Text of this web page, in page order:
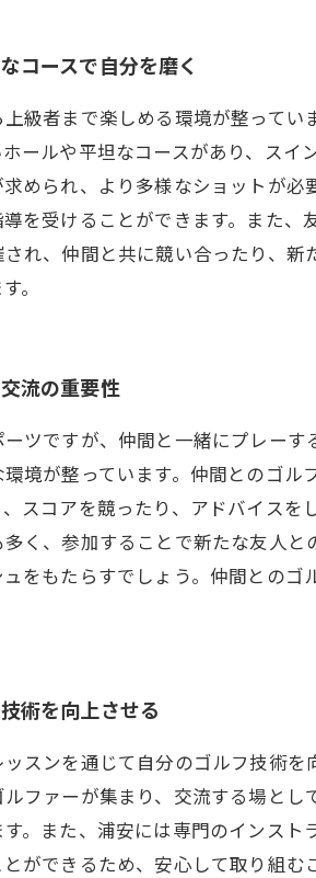
コースで自分を磨く
級者まで楽しめる環境が整って
ールや平坦なコースがあり、ス
められ、より多様なショットが
を受けることができます。また
れ、仲間と共に競い合ったり、
。
流の重要性
ツですが、仲間と一緒にプレー
境が整っています。仲間とのゴ
スコアを競ったり、アドバイス
く、参加することで新たな友人
をもたらすでしょう。仲間との
術を向上させる
スンを通じて自分のゴルフ技術
ファーが集まり、交流する場と
。また、浦安には専門のインス
ができるため、安心して取り組